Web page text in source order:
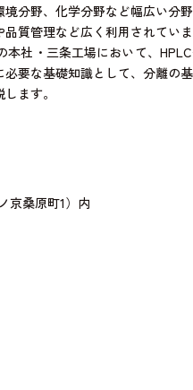
分野、化学分野など幅広い分
質管理など広く利用されてい
社・三条工場において、
要な基礎知識として、分離の
ます。
京桑原町1）内